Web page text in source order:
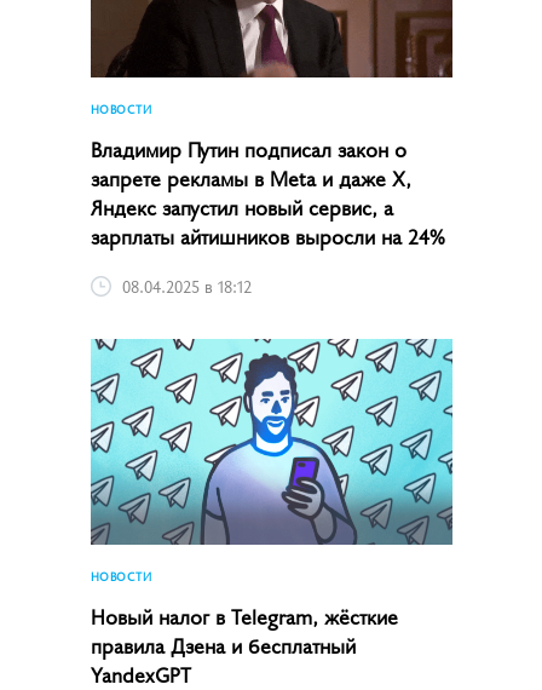
НОВОСТИ
Владимир Путин подписал закон о
запрете рекламы в Meta и даже X,
Яндекс запустил новый сервис, а
зарплаты айтишников выросли на 24%
08.04.2025 в 18:12
НОВОСТИ
Новый налог в Telegram, жёсткие
правила Дзена и бесплатный
YandexGPT